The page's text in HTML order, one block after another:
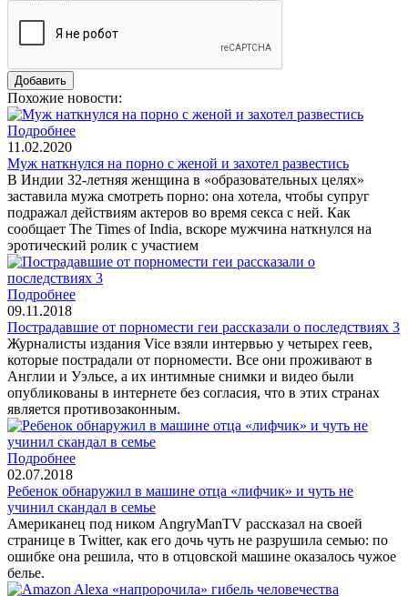
Похожие новости:
Подробнее
11.02.2020
Муж наткнулся на порно с женой и захотел развестись
В Индии 32-летняя женщина в «образовательных целях»
заставила мужа смотреть порно: она хотела, чтобы супруг
подражал действиям актеров во время секса с ней. Как
сообщает The Times of India, вскоре мужчина наткнулся на
эротический ролик с участием
Подробнее
09.11.2018
Пострадавшие от порномести геи рассказали о последствиях 3
Журналисты издания Vice взяли интервью у четырех геев,
которые пострадали от порномести. Все они проживают в
Англии и Уэльсе, а их интимные снимки и видео были
опубликованы в интернете без согласия, что в этих странах
является противозаконным.
Подробнее
02.07.2018
Ребенок обнаружил в машине отца «лифчик» и чуть не
учинил скандал в семье
Американец под ником AngryManTV рассказал на своей
странице в Twitter, как его дочь чуть не разрушила семью: по
ошибке она решила, что в отцовской машине оказалось чужое
белье.